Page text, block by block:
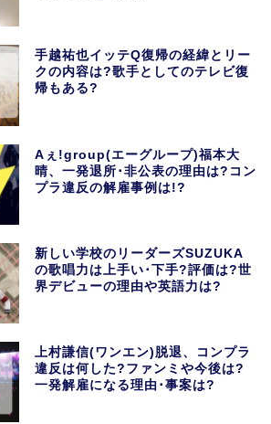
手越祐也イッテQ復帰の経緯とリー
クの内容は?歌手としてのテレビ復
帰もある?
Aぇ!group(エーグループ)福本大
晴、一発退所･非公表の理由は?コン
プラ違反の解雇事例は!?
新しい学校のリーダーズSUZUKA
の歌唱力は上手い･下手?評価は?世
界デビューの理由や英語力は?
上村謙信(ワンエン)脱退、コンプラ
違反は何した?ファンミや今後は?
一発解雇になる理由･事案は?